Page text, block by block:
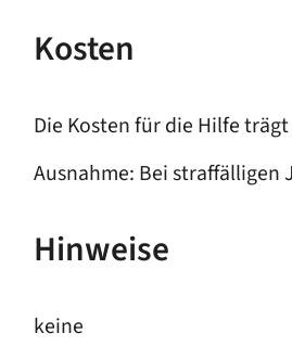
Kosten
Die Kosten für die Hilfe
Ausnahme: Bei straffälligen
Hinweise
keine